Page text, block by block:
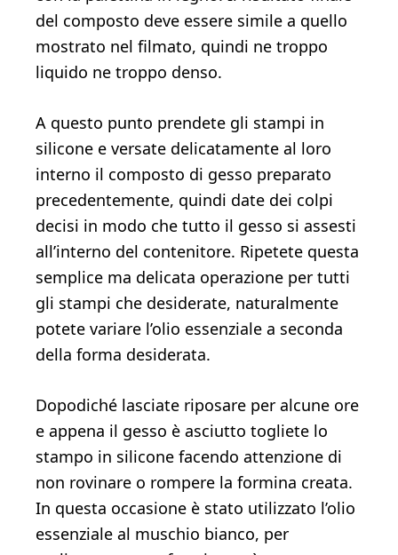
del composto deve essere simile a quello
mostrato nel filmato, quindi ne troppo
liquido ne troppo denso.
A questo punto prendete gli stampi in
silicone e versate delicatamente al loro
interno il composto di gesso preparato
precedentemente, quindi date dei colpi
decisi in modo che tutto il gesso si assesti
all’interno del contenitore. Ripetete questa
semplice ma delicata operazione per tutti
gli stampi che desiderate, naturalmente
potete variare l’olio essenziale a seconda
della forma desiderata.
Dopodiché lasciate riposare per alcune ore
e appena il gesso è asciutto togliete lo
stampo in silicone facendo attenzione di
non rovinare o rompere la formina creata.
In questa occasione è stato utilizzato l’olio
essenziale al muschio bianco, per